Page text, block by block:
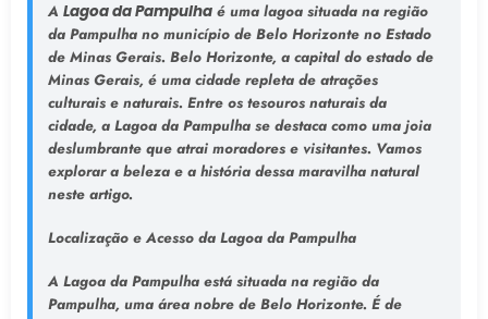
A Lagoa da Pampulha é uma lagoa situada na região
da Pampulha no município de Belo Horizonte no Estado
de Minas Gerais. Belo Horizonte, a capital do estado de
Minas Gerais, é uma cidade repleta de atrações
culturais e naturais. Entre os tesouros naturais da
cidade, a Lagoa da Pampulha se destaca como uma joia
deslumbrante que atrai moradores e visitantes. Vamos
explorar a beleza e a história dessa maravilha natural
neste artigo.
Localização e Acesso da Lagoa da Pampulha
A Lagoa da Pampulha está situada na região da
Pampulha, uma área nobre de Belo Horizonte. É de